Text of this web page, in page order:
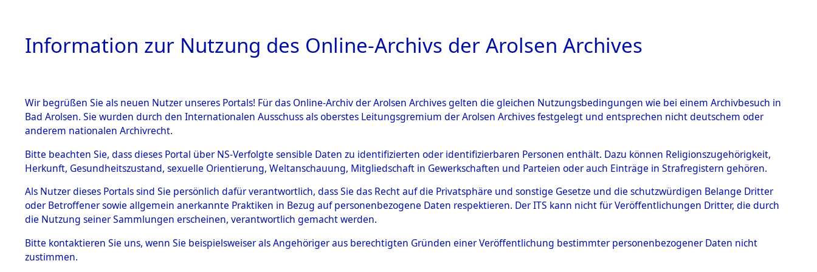
HOME BESTANDSBESCHREIBUNG ARCHIVALE ÜBERSICHT BILD
BESTÄNDE
Inhaftierungsdoku
mente
5. Verschiedenes
Todesmärsche
5.3.1 Alliierte
Nordrhein-Westfalen→Rheinisch-Bergischer Kreis→0017
(101104769)
0017 (101104769)
Information zur Nutzung des Online-Archivs der Arolsen Archives
Wir begrüßen Sie als neuen Nutzer unseres Portals! Für das Online-Archiv der Arolsen Archives gelten die gleichen Nutzungsbedingungen wie bei einem Archivbesuch in
Bad Arolsen. Sie wurden durch den Internationalen Ausschuss als oberstes Leitungsgremium der Arolsen Archives festgelegt und entsprechen nicht deutschem oder
anderem nationalen Archivrecht.
Bitte beachten Sie, dass dieses Portal über NS-Verfolgte sensible Daten zu identifizierten oder identifizierbaren Personen enthält. Dazu können Religionszugehörigkeit,
Herkunft, Gesundheitszustand, sexuelle Orientierung, Weltanschauung, Mitgliedschaft in Gewerkschaften und Parteien oder auch Einträge in Strafregistern gehören.
Als Nutzer dieses Portals sind Sie persönlich dafür verantwortlich, dass Sie das Recht auf die Privatsphäre und sonstige Gesetze und die schutzwürdigen Belange Dritter
oder Betroffener sowie allgemein anerkannte Praktiken in Bezug auf personenbezogene Daten respektieren. Der ITS kann nicht für Veröffentlichungen Dritter, die durch
die Nutzung seiner Sammlungen erscheinen, verantwortlich gemacht werden.
Bitte kontaktieren Sie uns, wenn Sie beispielsweiser als Angehöriger aus berechtigten Gründen einer Veröffentlichung bestimmter personenbezogener Daten nicht
zustimmen.